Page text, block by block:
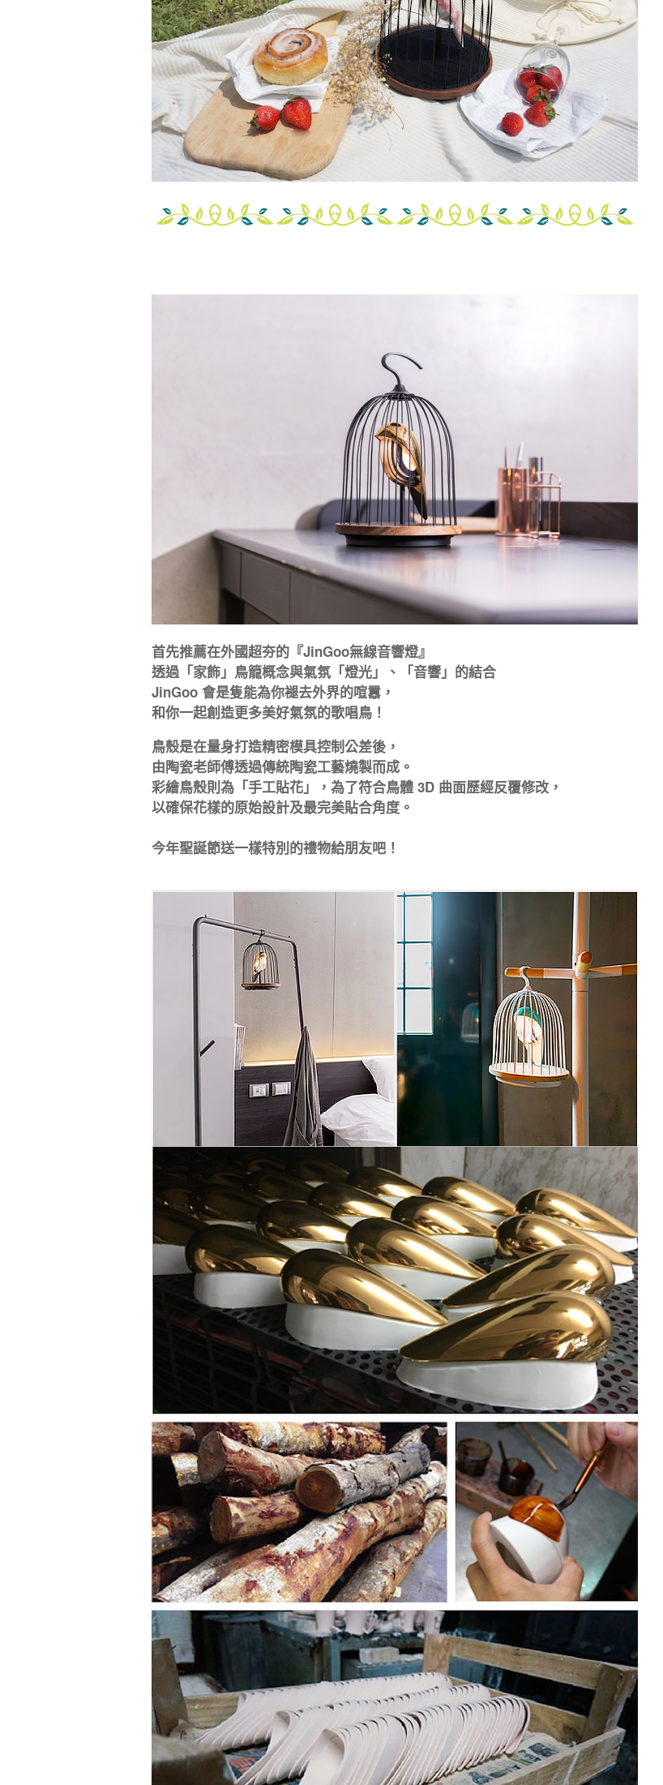
首先推薦在外國超夯的『JinGoo無線音響燈』
透過「家飾」鳥籠概念與氣氛「燈光」、「音響」的結合
JinGoo 會是隻能為你褪去外界的喧囂，
和你一起創造更多美好氣氛的歌唱鳥！
鳥殼是在量身打造精密模具控制公差後，
由陶瓷老師傅透過傳統陶瓷工藝燒製而成。
彩繪鳥殼則為「手工貼花」，為了符合鳥體 3D 曲面歷經反覆修改，
以確保花樣的原始設計及最完美貼合角度。
今年聖誕節送一樣特別的禮物給朋友吧！